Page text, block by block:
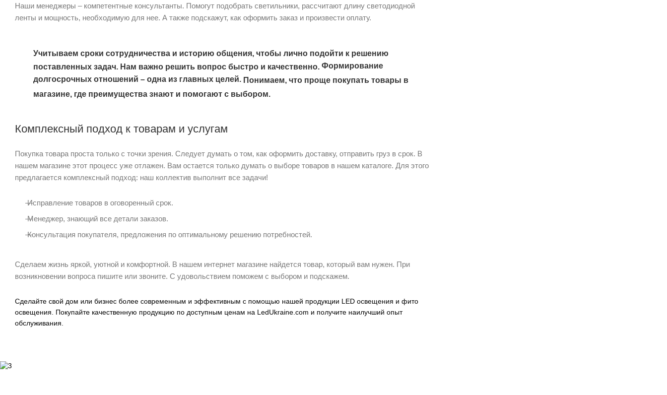
Наши менеджеры – компетентные консультанты. Помогут подобрать светильники, рассчитают длину светодиодной
ленты и мощность, необходимую для нее. А также подскажут, как оформить заказ и произвести оплату.
Учитываем сроки сотрудничества и историю общения, чтобы лично подойти к решению
поставленных задач. Нам важно решить вопрос быстро и качественно. Формирование
долгосрочных отношений – одна из главных целей. Понимаем, что проще покупать товары в
магазине, где преимущества знают и помогают с выбором.
Комплексный подход к товарам и услугам
Покупка товара проста только с точки зрения. Следует думать о том, как оформить доставку, отправить груз в срок. В
нашем магазине этот процесс уже отлажен. Вам остается только думать о выборе товаров в нашем каталоге. Для этого
предлагается комплексный подход: наш коллектив выполнит все задачи!
Исправление товаров в оговоренный срок.
Менеджер, знающий все детали заказов.
Консультация покупателя, предложения по оптимальному решению потребностей.
Сделаем жизнь яркой, уютной и комфортной. В нашем интернет магазине найдется товар, который вам нужен. При
возникновении вопроса пишите или звоните. С удовольствием поможем с выбором и подскажем.
Сделайте свой дом или бизнес более современным и эффективным с помощью нашей продукции LED освещения и фито
освещения. Покупайте качественную продукцию по доступным ценам на LedUkraine.com и получите наилучший опыт
обслуживания.